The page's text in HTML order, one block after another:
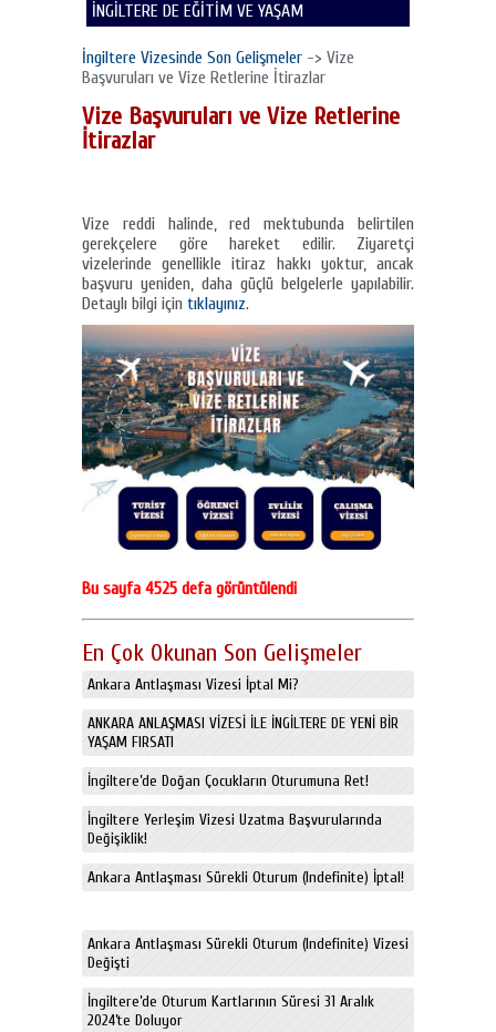
İNGİLTERE DE EĞİTİM VE YAŞAM
İngiltere Vizesinde Son Gelişmeler -> Vize
Başvuruları ve Vize Retlerine İtirazlar
Vize Başvuruları ve Vize Retlerine
İtirazlar
Vize reddi halinde, red mektubunda belirtilen
gerekçelere göre hareket edilir. Ziyaretçi
vizelerinde genellikle itiraz hakkı yoktur, ancak
başvuru yeniden, daha güçlü belgelerle yapılabilir.
Detaylı bilgi için tıklayınız.
Bu sayfa 4525 defa görüntülendi
En Çok Okunan Son Gelişmeler
Ankara Antlaşması Vizesi İptal Mi?
ANKARA ANLAŞMASI VİZESİ İLE İNGİLTERE DE YENİ BİR
YAŞAM FIRSATI
İngiltere’de Doğan Çocukların Oturumuna Ret!
İngiltere Yerleşim Vizesi Uzatma Başvurularında
Değişiklik!
Ankara Antlaşması Sürekli Oturum (Indefinite) İptal!
Ankara Antlaşması Sürekli Oturum (Indefinite) Vizesi
Değişti
İngiltere’de Oturum Kartlarının Süresi 31 Aralık
2024’te Doluyor